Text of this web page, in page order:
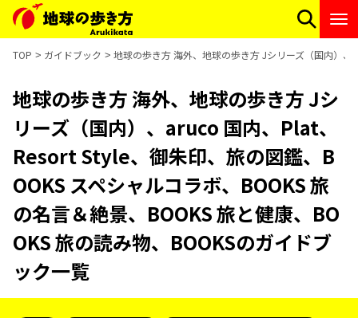
TOP ガイドブック 地球の歩き方 海外、地球の歩き方 Jシリーズ（国内）
地球の歩き方 海外、地球の歩き方 Jシ
リーズ（国内）、aruco 国内、Plat、
Resort Style、御朱印、旅の図鑑、B
OOKS スペシャルコラボ、BOOKS 旅
の名言＆絶景、BOOKS 旅と健康、BO
OKS 旅の読み物、BOOKSのガイドブ
ック一覧